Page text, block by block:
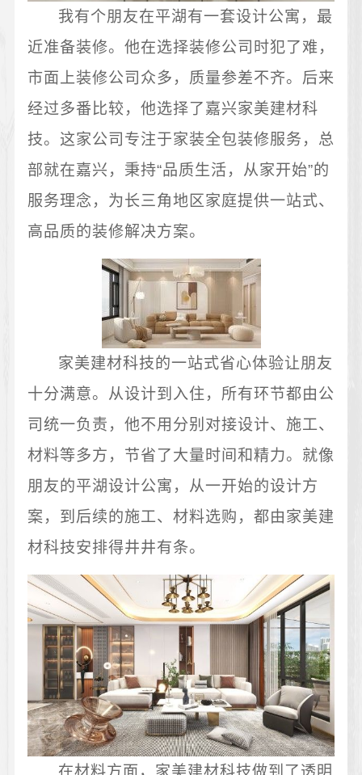
我有个朋友在平湖有一套设计公寓，最
近准备装修。他在选择装修公司时犯了难，
市面上装修公司众多，质量参差不齐。后来
经过多番比较，他选择了嘉兴家美建材科
技。这家公司专注于家装全包装修服务，总
部就在嘉兴，秉持“品质生活，从家开始”的
服务理念，为长三角地区家庭提供一站式、
高品质的装修解决方案。
家美建材科技的一站式省心体验让朋友
十分满意。从设计到入住，所有环节都由公
司统一负责，他不用分别对接设计、施工、
材料等多方，节省了大量时间和精力。就像
朋友的平湖设计公寓，从一开始的设计方
案，到后续的施工、材料选购，都由家美建
材科技安排得井井有条。
在材料方面，家美建材科技做到了透明